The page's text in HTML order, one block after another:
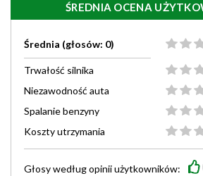
ŚREDNIA OCENA
Średnia (głosów: 0)
Trwałość silnika
Niezawodność auta
Spalanie benzyny
Koszty utrzymania
Głosy wedługopiniiużytkowników: